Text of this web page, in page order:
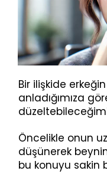
Bir ilişkide
anladığımıza
Öncelikle onun
düşünerek
bu konuyu sakin